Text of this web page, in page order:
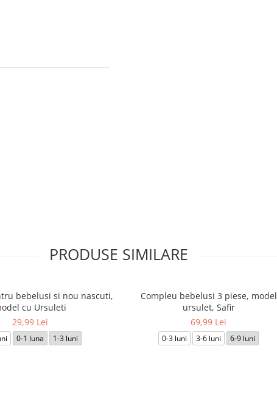
PRODUSE SIMILARE
bebelusi si nou nascuti,
cu Ursuleti
29,99 Lei
0-1 luna 1-3 luni
Compleu bebelusi 3 piese, model
ursulet, Safir
69,99 Lei
0-3 luni 3-6 luni 6-9 luni